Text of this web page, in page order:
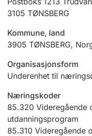
Andre tema
3105 TØNSBERG
Kommune, land
3905 TØNSBERG,
Organisasjonsform
Underenhet til
Næringskoder
85.320 Videregående
utdanningsprogram
85.310 Videregående